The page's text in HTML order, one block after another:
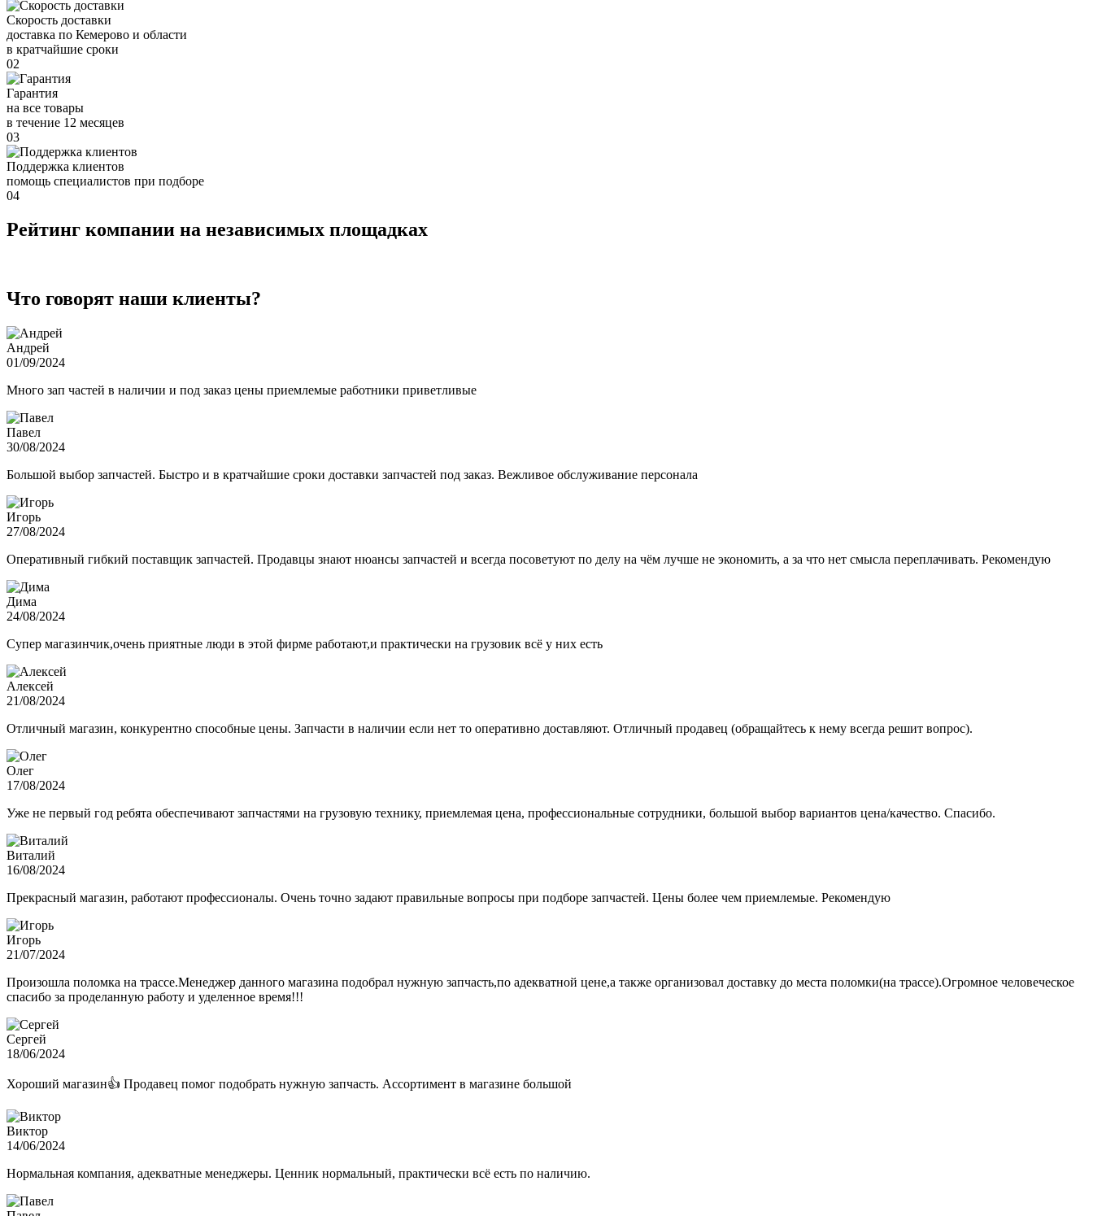
Скорость доставки
доставка по Кемерово и области
в кратчайшие сроки
02
Гарантия
на все товары
в течение 12 месяцев
03
Поддержка клиентов
помощь специалистов при подборе
04
Рейтинг компании на независимых площадках
Что говорят наши клиенты?
Андрей
01/09/2024
Много зап частей в наличии и под заказ цены приемлемые работники приветливые
Павел
30/08/2024
Большой выбор запчастей. Быстро и в кратчайшие сроки доставки запчастей под заказ. Вежливое обслуживание персонала
Игорь
27/08/2024
Оперативный гибкий поставщик запчастей. Продавцы знают нюансы запчастей и всегда посоветуют по делу на чём лучше не экономить, а за что нет смысла переплачивать. Рекомендую
Дима
24/08/2024
Супер магазинчик,очень приятные люди в этой фирме работают,и практически на грузовик всё у них есть
Алексей
21/08/2024
Отличный магазин, конкурентно способные цены. Запчасти в наличии если нет то оперативно доставляют. Отличный продавец (обращайтесь к нему всегда решит вопрос).
Олег
17/08/2024
Уже не первый год ребята обеспечивают запчастями на грузовую технику, приемлемая цена, профессиональные сотрудники, большой выбор вариантов цена/качество. Спасибо.
Виталий
16/08/2024
Прекрасный магазин, работают профессионалы. Очень точно задают правильные вопросы при подборе запчастей. Цены более чем приемлемые. Рекомендую
Игорь
21/07/2024
Произошла поломка на трассе.Менеджер данного магазина подобрал нужную запчасть,по адекватной цене,а также организовал доставку до места поломки(на трассе).Огромное человеческое
спасибо за проделанную работу и уделенное время!!!
Сергей
18/06/2024
Хороший магазин👍 Продавец помог подобрать нужную запчасть. Ассортимент в магазине большой
Виктор
14/06/2024
Нормальная компания, адекватные менеджеры. Ценник нормальный, практически всё есть по наличию.